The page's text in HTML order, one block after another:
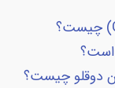
است؟
دوقلو چیست؟